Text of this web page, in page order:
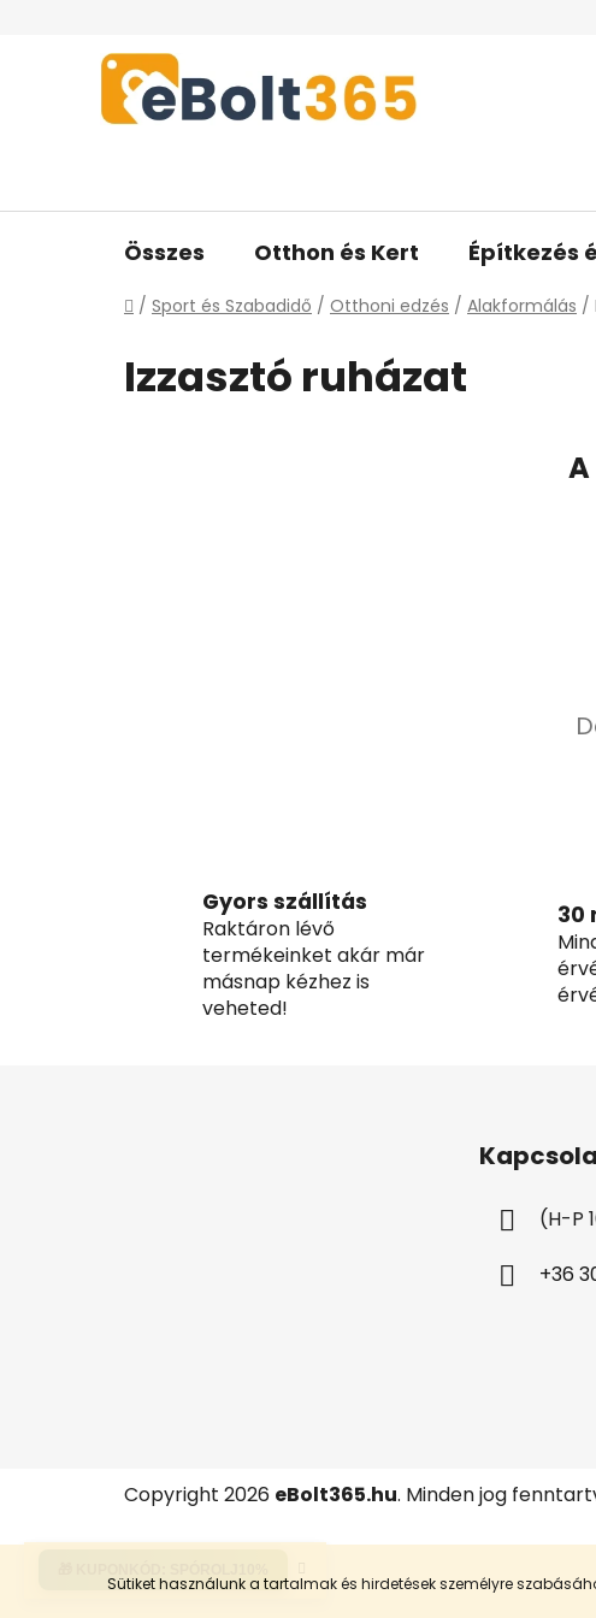
Sütiket használunk a tartalmak és hirdetések személyre
Összes Otthon és Kert Építkezés
Kezdőlap
/ Sport és Szabadidő / Otthoni edzés / Alakformálás /
Izzasztó ruházat
Gyors szállítás
Raktáron lévő
termékeinket akár már
másnap kézhez is
veheted!
30
(H-P
+36
Copyright 2026 eBolt365.hu. Minden jog